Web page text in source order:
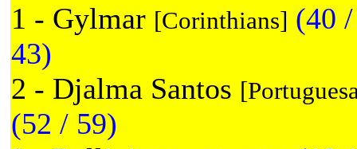
1 - Gylmar [Corinthians] (40 /
43)
2 - Djalma Santos
(52 / 59)